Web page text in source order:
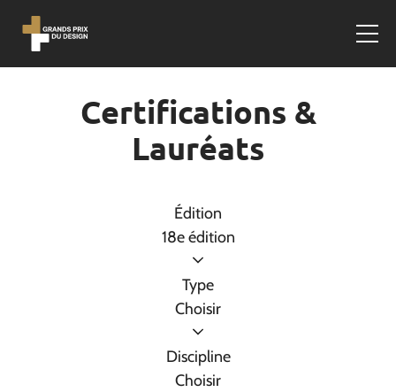
Certifications &
Lauréats
Édition
18e édition
Type
Choisir
Discipline
Choisir